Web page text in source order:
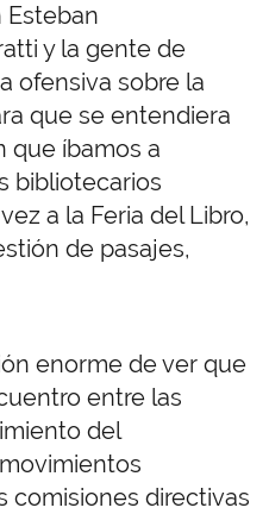
Esteban
y la gente de
ofensiva sobre la
que se entendiera
que íbamos a
bibliotecarios
a la Feria del Libro,
de pasajes,
enorme de ver que
entre las
del
comisiones directivas